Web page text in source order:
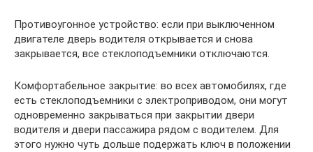
Противоугонное устройство: если при выключенном
двигателе дверь водителя открывается и снова
закрывается, все стеклоподъемники отключаются.
Комфортабельное закрытие: во всех автомобилях, где
есть стеклоподъемники с электроприводом, они могут
одновременно закрываться при закрытии двери
водителя и двери пассажира рядом с водителем. Для
этого нужно чуть дольше подержать ключ в положении